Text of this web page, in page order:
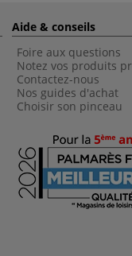
Aide & conseils
Foire aux questions
Notez vos produits
Contactez-nous
Nos guides d'achat
Choisir son pinceau